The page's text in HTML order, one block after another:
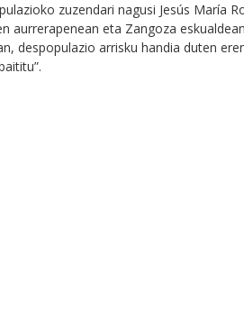
zuzendari nagusi Jesús María
aurrerapenean eta Zangoza
despopulazio arrisku handia duten